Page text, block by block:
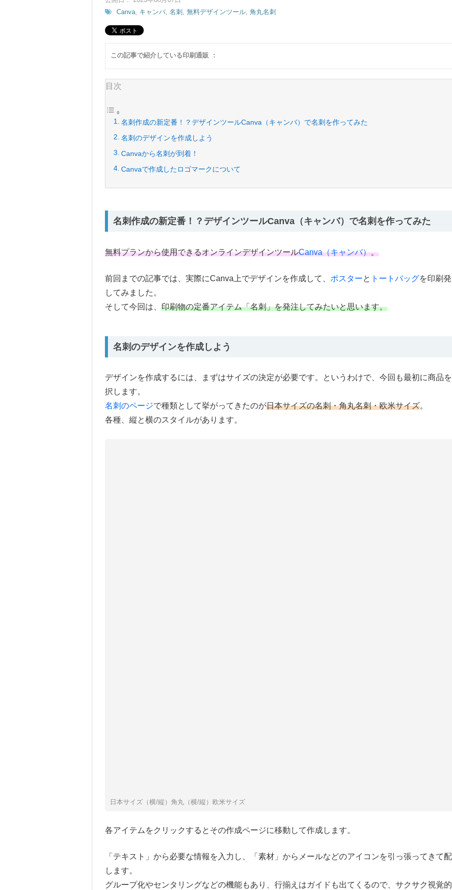
Canva キャンバ ,名刺 ,無料デザインツール ,角丸名刺
この記事で紹介している印刷通販 ：
目次
名刺作成の新定番！？デザインツールCanva（キャンバ）で名刺を作ってみた
名刺のデザインを作成しよう
Canvaから名刺が到着！
Canvaで作成したロゴマークについて
名刺作成の新定番！？デザインツールCanva（キャンバ）で名刺を作ってみた
無料プランから使用できるオンラインデザインツールCanva（キャンバ）。
前回までの記事では、実際にCanva上でデザインを作成して、 ポスターと トートバッグを印刷
してみました。
そして今回は、 印刷物の定番アイテム「名刺」を発注してみたいと思います。
名刺のデザインを作成しよう
デザインを作成するには、まずはサイズの決定が必要です。というわけで、今回も最初に商品
択します。
名刺のページで種類として挙がってきたのが日本サイズの名刺・角丸名刺・欧米サイズ。
各種、縦と横のスタイルがあります。
日本サイズ（横/縦）角丸（横/縦）欧米サイズ
各アイテムをクリックするとその作成ページに移動して作成します。
「テキスト」から必要な情報を入力し、「素材」からメールなどのアイコンを引っ張ってきて
します。
グループ化やセンタリングなどの機能もあり、行揃えはガイドも出てくるので、サクサク視覚